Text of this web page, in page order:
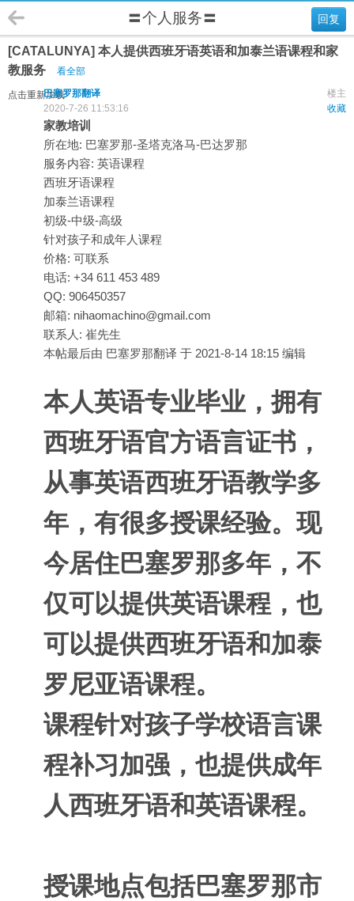
回复
〓个人服务〓
[CATALUNYA] 本人提供西班牙语英语和加泰兰语课程和家
教服务
看全部
点击重新加载 楼主
巴塞罗那翻译
收藏
2020-7-26 11:53:16
家教培训
所在地: 巴塞罗那-圣塔克洛马-巴达罗那
服务内容: 英语课程
西班牙语课程
加泰兰语课程
初级-中级-高级
针对孩子和成年人课程
价格: 可联系
电话: +34 611 453 489
QQ: 906450357
邮箱: nihaomachino@gmail.com
联系人: 崔先生
本帖最后由 巴塞罗那翻译 于 2021-8-14 18:15 编辑
本人英语专业毕业，拥有
西班牙语官方语言证书，
从事英语西班牙语教学多
年，有很多授课经验。现
今居住巴塞罗那多年，不
仅可以提供英语课程，也
可以提供西班牙语和加泰
罗尼亚语课程。
课程针对孩子学校语言课
程补习加强，也提供成年
人西班牙语和英语课程。
授课地点包括巴塞罗那市